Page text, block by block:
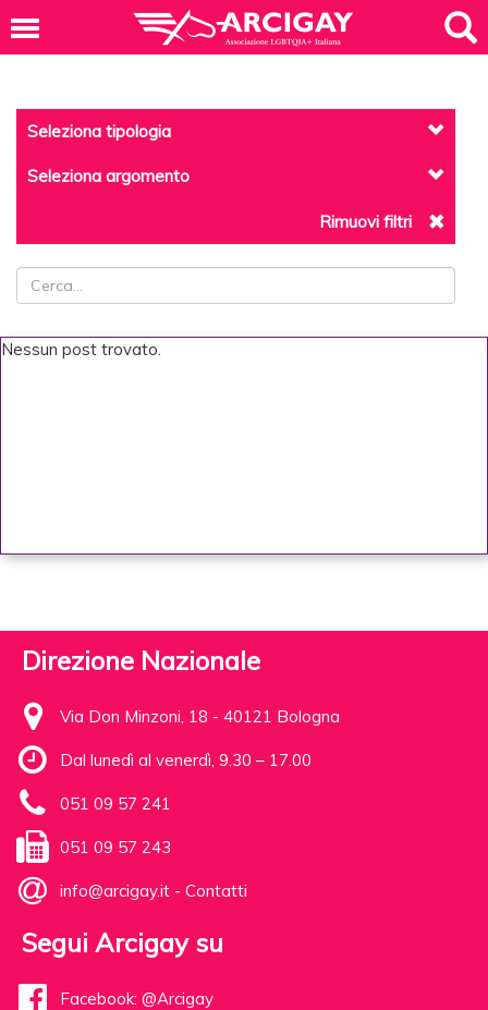
Seleziona tipologia
Seleziona argomento
Rimuovi filtri
Nessun post trovato.
Direzione Nazionale
Via Don Minzoni, 18 - 40121 Bologna
Dal lunedì al venerdì, 9.30 – 17.00
051 09 57 241
051 09 57 243
info@arcigay.it - Contatti
Segui Arcigay su
Facebook: @Arcigay